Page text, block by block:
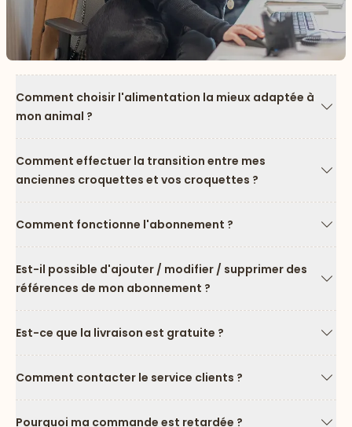
Comment choisir l'alimentation la mieux adaptée à
mon animal ?
Comment effectuer la transition entre mes
anciennes croquettes et vos croquettes ?
Comment fonctionne l'abonnement ?
Est-il possible d'ajouter / modifier / supprimer des
références de mon abonnement ?
Est-ce que la livraison est gratuite ?
Comment contacter le service clients ?
Pourquoi ma commande est retardée ?